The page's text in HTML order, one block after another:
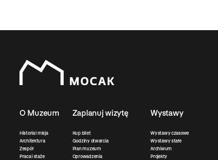
O Muzeum
Historia i misja
Architektura
Zespół
Praca i staże
Zaplanuj wizytę
Kup bilet
Godziny otwarcia
Plan muzeum
Oprowadzenia
Wystawy
Wystawy czasowe
Wystawy stałe
Archiwum
Projekty